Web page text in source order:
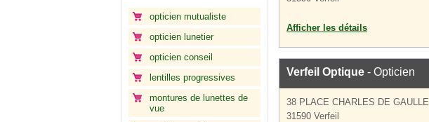
opticien mutualiste
opticien lunetier
opticien conseil
lentilles progressives
montures de lunettes de
vue
Afficher les détails
Verfeil Optique - Opticien
38 PLACE CHARLES DE GAULLE
31590 Verfeil